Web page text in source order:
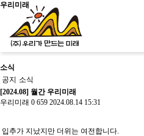
우리미래
신청문의
사이트맵
소개
소식
공지
소식
[2024.08] 월간 우리미래
우리미래 0 659 2024.08.14 15:31
입추가 지났지만 더위는 여전합니다.